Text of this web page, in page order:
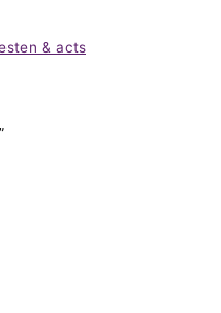
& acts